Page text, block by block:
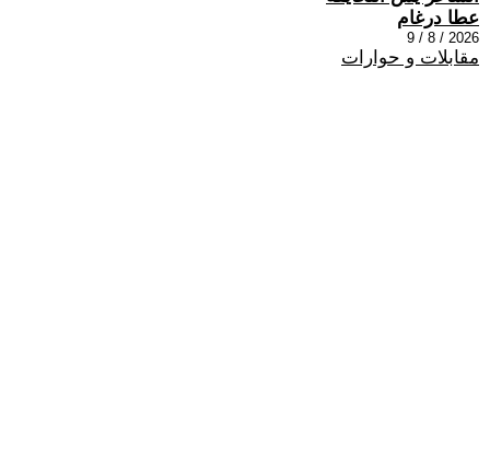
عطا درغام
2026 / 8 / 9
مقابلات و حوارات